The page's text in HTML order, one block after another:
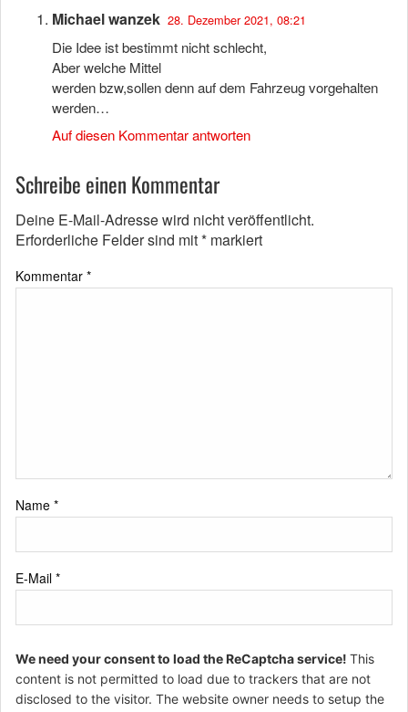
Michael wanzek 28. Dezember 2021, 08:21
Die Idee ist bestimmt nicht schlecht,
Aber welche Mittel
werden bzw,sollen denn auf dem Fahrzeug vorgehalten
werden…
Auf diesen Kommentar antworten
Schreibe einen Kommentar
Deine E-Mail-Adresse wird nicht veröffentlicht.
Erforderliche Felder sind mit* markiert
Kommentar *
Name *
E-Mail *
We need your consent to load the ReCaptcha service! This
content is not permitted to load due to trackers that are not
disclosed to the visitor. The website owner needs to setup the